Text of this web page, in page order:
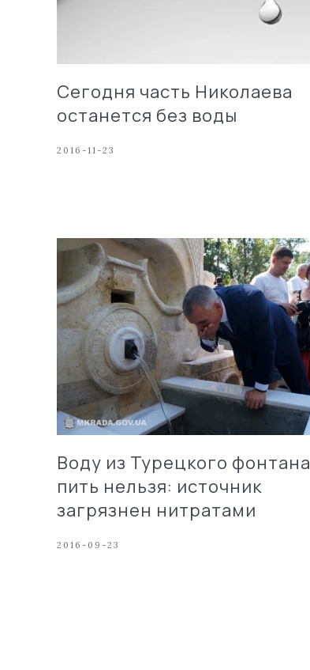
Сегодня часть Николаева
останется без воды
2016-11-23
Воду из Турецкого фонтана
пить нельзя: источник
загрязнен нитратами
2016-09-23